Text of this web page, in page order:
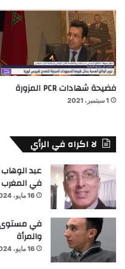
فضيحة شهادات PCR المزورة
1 سبتمبر، 2021
لا اكراه في الرأي
عبد
في المغرب
16 مايو، 2024
في مستوى
والمرأة
16 مايو، 2024